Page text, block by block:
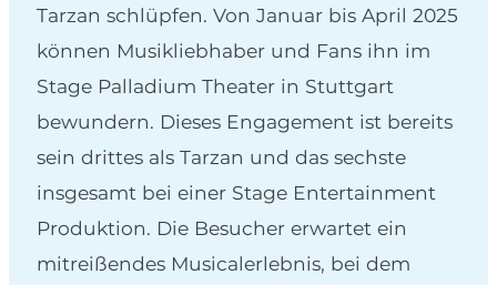
Tarzan schlüpfen. Von Januar bis April 2025
können Musikliebhaber und Fans ihn im
Stage Palladium Theater in Stuttgart
bewundern. Dieses Engagement ist bereits
sein drittes als Tarzan und das sechste
insgesamt bei einer Stage Entertainment
Produktion. Die Besucher erwartet ein
mitreißendes Musicalerlebnis, bei dem